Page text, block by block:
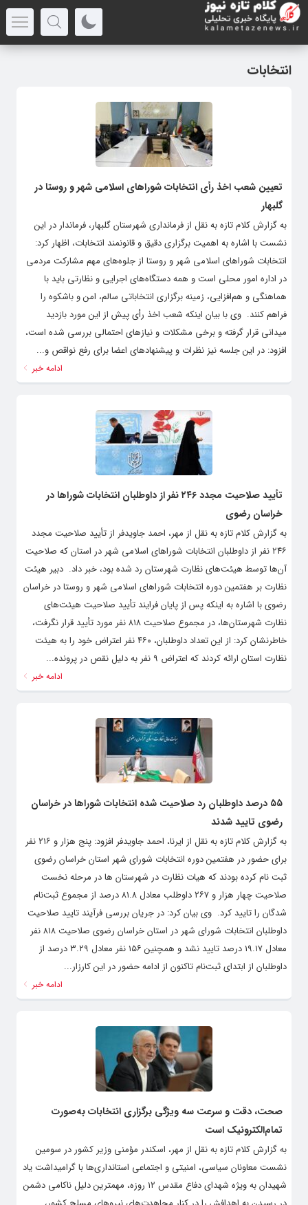
انتخابات
تعیین شعب اخذ رأی انتخابات شوراهای اسلامی شهر و روستا در
گلبهار
به گزارش کلام تازه به نقل از فرمانداری شهرستان گلبهار، فرماندار در این
نشست با اشاره به اهمیت برگزاری دقیق و قانونمند انتخابات، اظهار کرد:
انتخابات شوراهای اسلامی شهر و روستا از جلوه‌های مهم مشارکت مردمی
در اداره امور محلی است و همه دستگاه‌های اجرایی و نظارتی باید با
هماهنگی و هم‌افزایی، زمینه برگزاری انتخاباتی سالم، امن و باشکوه را
فراهم کنند. ‌ وی با بیان اینکه شعب اخذ رأی پیش از این مورد بازدید
میدانی قرار گرفته و برخی مشکلات و نیازهای احتمالی بررسی شده است،
افزود: در این جلسه نیز نظرات و پیشنهادهای اعضا برای رفع نواقص و...
ادامه خبر
تأیید صلاحیت مجدد ۲۴۶ نفر از داوطلبان انتخابات شوراها در
خراسان رضوی
به گزارش کلام تازه به نقل از مهر، احمد جاویدفر از تأیید صلاحیت مجدد
۲۴۶ نفر از داوطلبان انتخابات شوراهای اسلامی شهر در استان که صلاحیت
آن‌ها توسط هیئت‌های نظارت شهرستان رد شده بود، خبر داد. ‌ دبیر هیئت
نظارت بر هفتمین دوره انتخابات شوراهای اسلامی شهر و روستا در خراسان
رضوی با اشاره به اینکه پس از پایان فرایند تأیید صلاحیت هیئت‌های
نظارت شهرستان‌ها، در مجموع صلاحیت ۸۱۸ نفر مورد تأیید قرار نگرفت،
خاطرنشان کرد: از این تعداد داوطلبان، ۴۶۰ نفر اعتراض خود را به هیئت
نظارت استان ارائه کردند که اعتراض ۹ نفر به دلیل نقص در پرونده...
ادامه خبر
۵۵ درصد داوطلبان رد صلاحیت شده انتخابات شوراها در خراسان
رضوی تایید شدند
به گزارش کلام تازه به نقل از ایرنا، احمد جاویدفر افزود: پنج هزار و ۲۱۶ نفر
برای حضور در هفتمین دوره انتخابات شورای شهر استان خراسان رضوی
ثبت نام کرده بودند که هیات نظارت در شهرستان ها در مرحله نخست
صلاحیت چهار هزار و ۲۶۷ داوطلب معادل ۸۱.۸ درصد از مجموع ثبت‌نام
شدگان را تایید کرد. ‌ وی بیان کرد: در جریان بررسی فرآیند تایید صلاحیت
داوطلبان انتخابات شورای شهر در استان خراسان رضوی صلاحیت ۸۱۸ نفر
معادل ۱۹.۱۷ درصد تایید نشد و همچنین ۱۵۶ نفر معادل ۳.۲۹ درصد از
داوطلبان از ابتدای ثبت‌نام تاکنون از ادامه حضور در این کارزار...
ادامه خبر
صحت، دقت و سرعت سه ویژگی برگزاری انتخابات به‌صورت
تمام‌الکترونیک است
به گزارش کلام تازه به نقل از مهر، اسکندر مؤمنی وزیر کشور در سومین
نشست معاونان سیاسی، امنیتی و اجتماعی استانداری‌ها با گرامیداشت یاد
شهیدان به ویژه شهدای دفاع مقدس ۱۲ روزه، مهمترین دلیل ناکامی دشمن